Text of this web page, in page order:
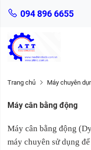
094 896 6655
Trang chủ Máy chuyên
Máy cân bằng động
Máy cân bằng động
máy chuyên sử dụng